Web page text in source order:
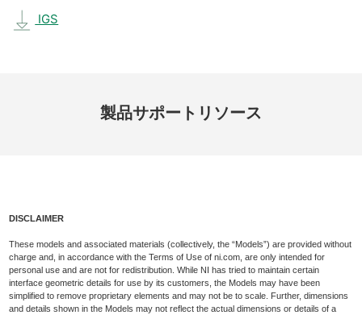
IGS
製品サポート リソース
DISCLAIMER
These models and associated materials (collectively, the “Models”) are provided without
charge and, in accordance with the Terms of Use of ni.com, are only intended for
personal use and are not for redistribution. While NI has tried to maintain certain
interface geometric details for use by its customers, the Models may have been
simplified to remove proprietary elements and may not be to scale. Further, dimensions
and details shown in the Models may not reflect the actual dimensions or details of a